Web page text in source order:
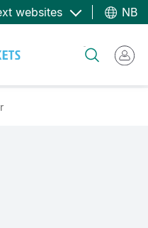
websites NB